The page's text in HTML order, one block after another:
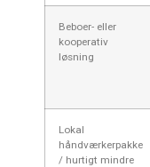
Beboer- eller
kooperativ
løsning
Lokal
håndværkerpakke
/ hurtigt mindre